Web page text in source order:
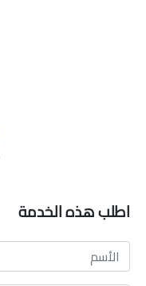
اطلب هذه الخدمة